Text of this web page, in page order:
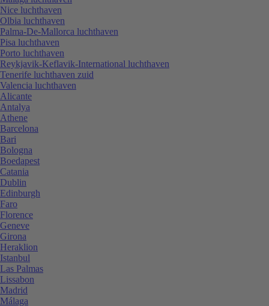
Nice luchthaven
Olbia luchthaven
Palma-De-Mallorca luchthaven
Pisa luchthaven
Porto luchthaven
Reykjavik-Keflavik-International luchthaven
Tenerife luchthaven zuid
Valencia luchthaven
Alicante
Antalya
Athene
Barcelona
Bari
Bologna
Boedapest
Catania
Dublin
Edinburgh
Faro
Florence
Geneve
Girona
Heraklion
Istanbul
Las Palmas
Lissabon
Madrid
Málaga